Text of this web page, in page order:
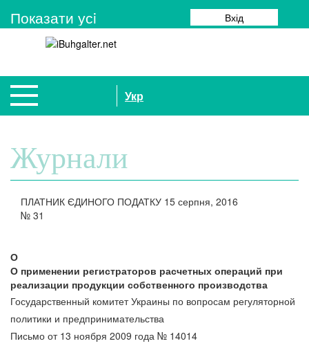
Показати усi Вхід
Укр
Журнали
ПЛАТНИК ЄДИНОГО ПОДАТКУ 15 серпня, 2016
№ 31
О
О применении регистраторов расчетных операций при
реализации продукции собственного производства
Государственный комитет Украины по вопросам регуляторной
политики и предпринимательства
Письмо от 13 ноября 2009 года № 14014